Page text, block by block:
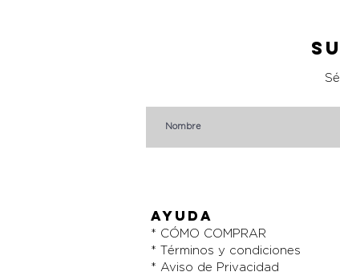
AYUDA
* CÓMO COMPRAR
* Términos y condiciones
* Aviso de Privacidad